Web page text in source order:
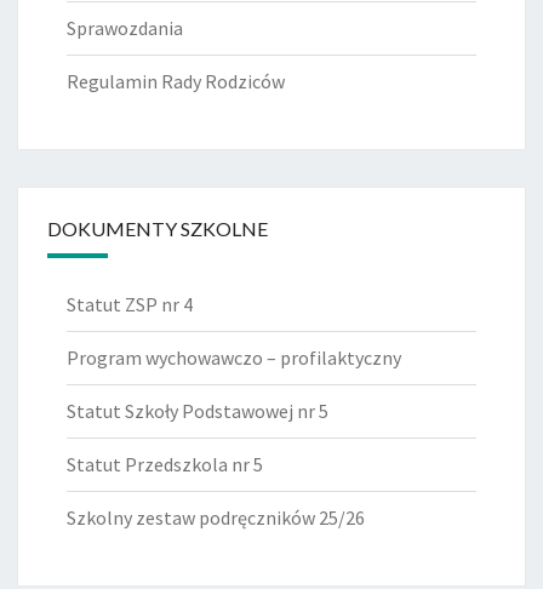
Sprawozdania
Regulamin Rady Rodziców
DOKUMENTY SZKOLNE
Statut ZSP nr 4
Program wychowawczo – profilaktyczny
Statut Szkoły Podstawowej nr 5
Statut Przedszkola nr 5
Szkolny zestaw podręczników 25/26